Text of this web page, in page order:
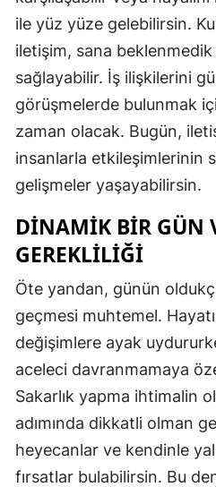
ile yüz yüze gelebilirsin.
iletişim, sana beklenmedik
sağlayabilir. İş ilişkilerini
görüşmelerde bulunmak
zaman olacak. Bugün,
insanlarla etkileşimlerinin
gelişmeler yaşayabilirsin.
DINAMIK BIR GÜN
GEREKLILIĞI
Öte yandan, günün
geçmesi muhtemel.
değişimlere ayak
aceleci davranmamaya
Sakarlık yapma ihtimalin
adımında dikkatli olman
heyecanlar ve kendinle
fırsatlar bulabilirsin. Bu